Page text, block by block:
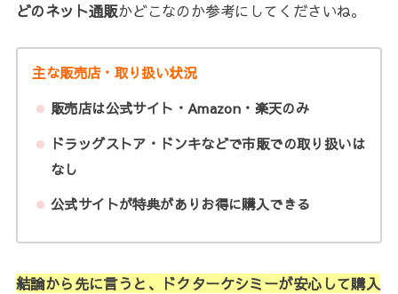
どのネット通販かどこなのか参考にしてくださいね。
主な販売店・取り扱い状況
販売店は公式サイト・Amazon・楽天のみ
ドラッグストア・ドンキなどで市販での取り扱いは
なし
公式サイトが特典がありお得に購入できる
結論から先に言うと、ドクターケシミーが安心して購入